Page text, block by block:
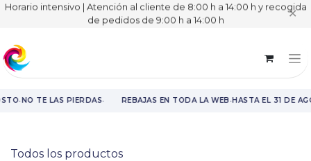
Horario intensivo | Atención al cliente de 8:00 h a 14:00 h y recogida
de pedidos de 9:00 h a 14:00 h
✕
·NO TE LAS PIERDAS· REBAJAS EN TODA LA WEB·HASTA EL 31 DE
Todos los productos